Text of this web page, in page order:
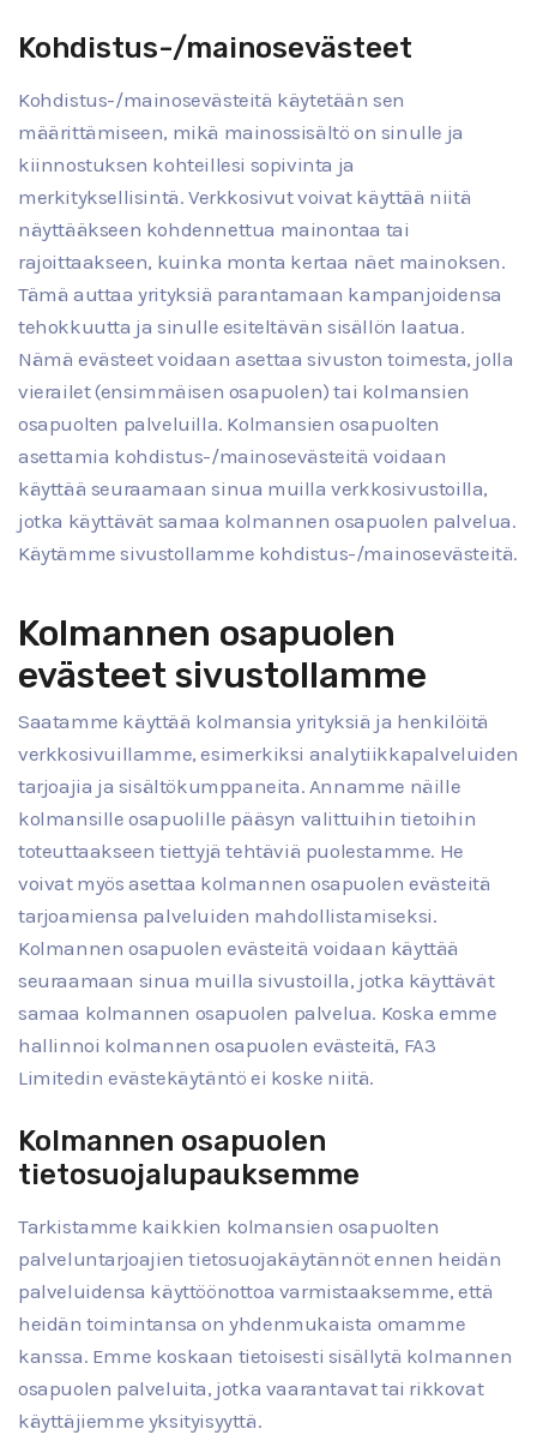
Kohdistus-/mainosevästeet
Kohdistus-/mainosevästeitä käytetään sen
määrittämiseen, mikä mainossisältö on sinulle ja
kiinnostuksen kohteillesi sopivinta ja
merkityksellisintä. Verkkosivut voivat käyttää niitä
näyttääkseen kohdennettua mainontaa tai
rajoittaakseen, kuinka monta kertaa näet mainoksen.
Tämä auttaa yrityksiä parantamaan kampanjoidensa
tehokkuutta ja sinulle esiteltävän sisällön laatua.
Nämä evästeet voidaan asettaa sivuston toimesta, jolla
vierailet (ensimmäisen osapuolen) tai kolmansien
osapuolten palveluilla. Kolmansien osapuolten
asettamia kohdistus-/mainosevästeitä voidaan
käyttää seuraamaan sinua muilla verkkosivustoilla,
jotka käyttävät samaa kolmannen osapuolen palvelua.
Käytämme sivustollamme kohdistus-/mainosevästeitä.
Kolmannen osapuolen
evästeet sivustollamme
Saatamme käyttää kolmansia yrityksiä ja henkilöitä
verkkosivuillamme, esimerkiksi analytiikkapalveluiden
tarjoajia ja sisältökumppaneita. Annamme näille
kolmansille osapuolille pääsyn valittuihin tietoihin
toteuttaakseen tiettyjä tehtäviä puolestamme. He
voivat myös asettaa kolmannen osapuolen evästeitä
tarjoamiensa palveluiden mahdollistamiseksi.
Kolmannen osapuolen evästeitä voidaan käyttää
seuraamaan sinua muilla sivustoilla, jotka käyttävät
samaa kolmannen osapuolen palvelua. Koska emme
hallinnoi kolmannen osapuolen evästeitä, FA3
Limitedin evästekäytäntö ei koske niitä.
Kolmannen osapuolen
tietosuojalupauksemme
Tarkistamme kaikkien kolmansien osapuolten
palveluntarjoajien tietosuojakäytännöt ennen heidän
palveluidensa käyttöönottoa varmistaaksemme, että
heidän toimintansa on yhdenmukaista omamme
kanssa. Emme koskaan tietoisesti sisällytä kolmannen
osapuolen palveluita, jotka vaarantavat tai rikkovat
käyttäjiemme yksityisyyttä.